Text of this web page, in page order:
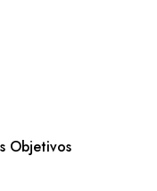
Objetivos